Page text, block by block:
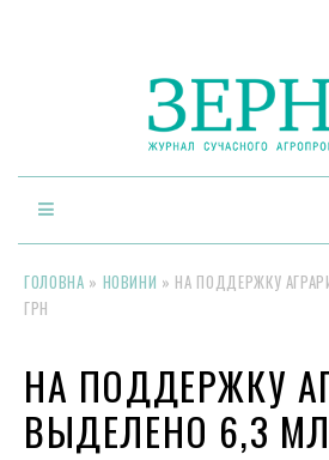
ГОЛОВНА » НОВИНИ » НА ПОДДЕРЖКУ
ГРН
НА ПОДДЕРЖКУ
ВЫДЕЛЕНО 6,3